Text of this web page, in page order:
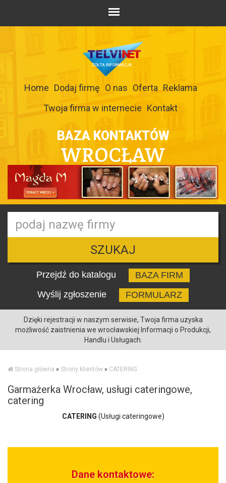
Home Dodaj firmę O nas Oferta Reklama
Twoja firma w internecie Kontakt
BAZA KONTAKTÓW
WROCŁAW
SZUKAJ
Przejdź do katalogu
BAZA FIRM
Wyślij zgłoszenie
FORMULARZ
Dzięki rejestracji w naszym serwisie, Twoja firma uzyska
możliwość zaistnienia we wrocławskiej Informacji o Produkcji,
Handlu i Usługach.
Strona główna » Strony klientów » CATERING
Garmażerka Wrocław, usługi cateringowe,
catering
CATERING (Usługi cateringowe)
Dane kontaktowe: